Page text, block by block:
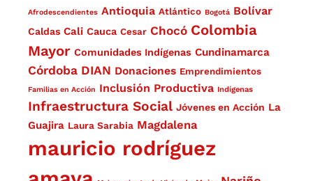
Afrodescendientes Antioquia Atlántico Bogotá Bolívar
Caldas Cali Cauca Cesar Chocó Colombia
Mayor Comunidades Indígenas Cundinamarca
Córdoba DIAN Donaciones Emprendimientos
Familias en Acción Inclusión Productiva Indígenas
Infraestructura Social Jóvenes en Acción La
Guajira Laura Sarabia Magdalena
mauricio rodríguez